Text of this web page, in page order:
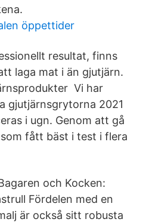
öppettider
resultat, finns
laga mat i än gjutjärn.
Vi har
gjutjärnsgrytorna 2021
i ugn. Genom att gå
fått bäst i test i flera
och Kocken:
Fördelen med en
är också sitt robusta